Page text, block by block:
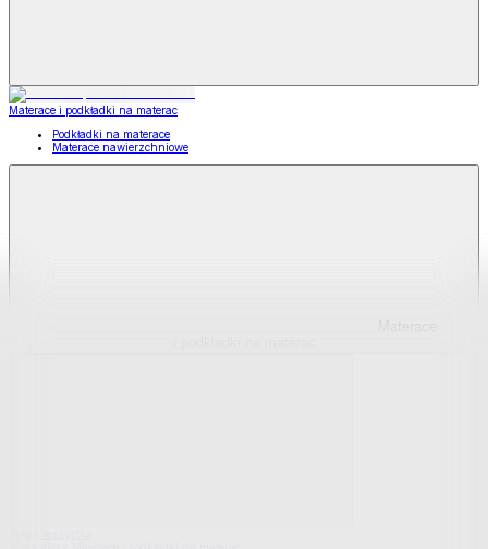
Materace i podkładki na materac
Podkładki na materace
Materace nawierzchniowe